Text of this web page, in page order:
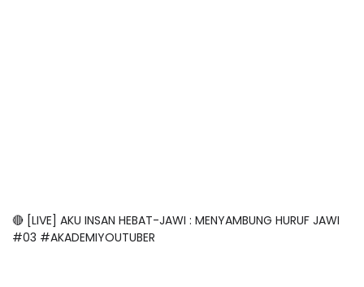
🔴 [LIVE] AKU INSAN HEBAT-JAWI : MENYAMBUNG HURUF JAWI
#03 #AKADEMIYOUTUBER